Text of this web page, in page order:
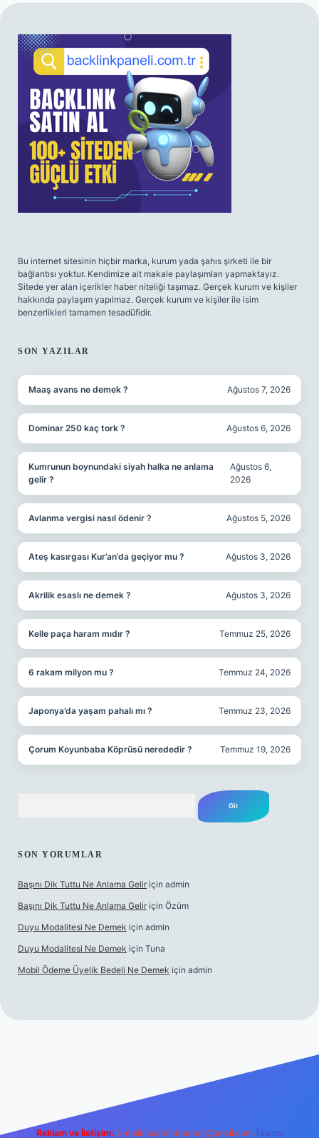
SIDEBAR
Bu internet sitesinin hiçbir marka, kurum yada şahıs şirketi ile bir
bağlantısı yoktur. Kendimize ait makale paylaşımları yapmaktayız.
Sitede yer alan içerikler haber niteliği taşımaz. Gerçek kurum ve kişiler
hakkında paylaşım yapılmaz. Gerçek kurum ve kişiler ile isim
benzerlikleri tamamen tesadüfidir.
SON YAZILAR
Maaş avans ne demek ? Ağustos 7, 2026
Dominar 250 kaç tork ? Ağustos 6, 2026
Kumrunun boynundaki siyah halka ne anlama
gelir ?
Ağustos 6,
2026
Avlanma vergisi nasıl ödenir ? Ağustos 5, 2026
Ateş kasırgası Kur’an’da geçiyor mu ? Ağustos 3, 2026
Akrilik esaslı ne demek ? Ağustos 3, 2026
Kelle paça haram mıdır ? Temmuz 25, 2026
6 rakam milyon mu ? Temmuz 24, 2026
Japonya’da yaşam pahalı mı ? Temmuz 23, 2026
Çorum Koyunbaba Köprüsü nerededir ? Temmuz 19, 2026
SON YORUMLAR
Başını Dik Tuttu Ne Anlama Gelir için admin
Başını Dik Tuttu Ne Anlama Gelir için Özüm
Duyu Modalitesi Ne Demek için admin
Duyu Modalitesi Ne Demek için Tuna
Mobil Ödeme Üyelik Bedeli Ne Demek için admin
Reklam ve İletişim: E-mail: backlinkpaneli@gmail.com Teams: